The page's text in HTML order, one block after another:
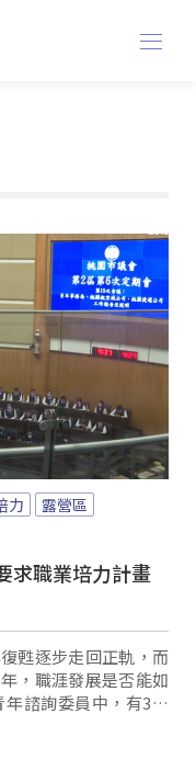
力
露營區
求職業培力計畫
甦逐步走回正軌，而
，職涯發展是否能如
諮詢委員中，有3名
畫，像...。